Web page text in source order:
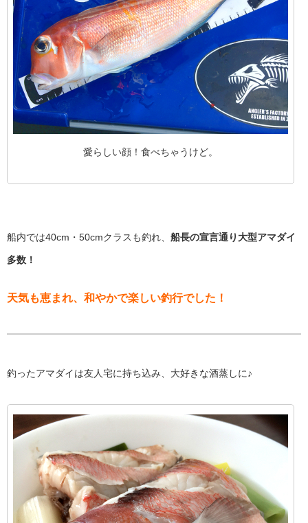
愛らしい顔！食べちゃうけど。
船内では40cm・50cmクラスも釣れ、 船長の宣言通り大型アマダイ
多数！
天気も恵まれ、和やかで楽しい釣行でした！
釣ったアマダイは友人宅に持ち込み、大好きな酒蒸しに♪